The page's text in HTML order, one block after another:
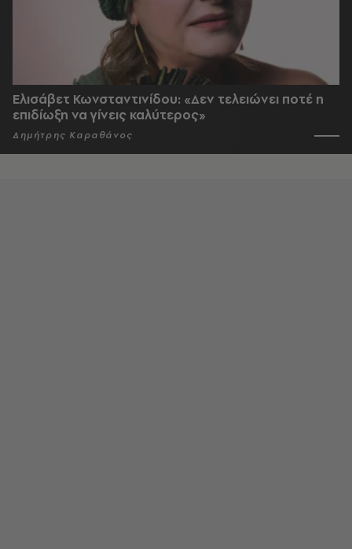
Ελισάβετ Κωνσταντινίδου: «Δεν τελειώνει ποτέ η
επιδίωξη να γίνεις καλύτερος»
Δημήτρης Καραθάνος